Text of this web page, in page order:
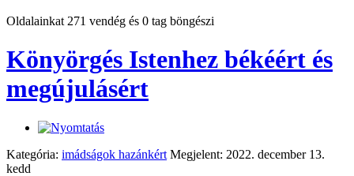
Oldalainkat 271 vendég és 0 tag böngészi
Könyörgés Istenhez békéért és
megújulásért
Kategória: imádságok hazánkért Megjelent: 2022. december 13.
kedd